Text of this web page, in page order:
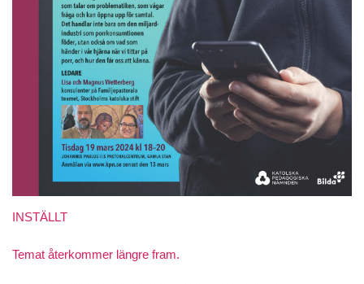
INSTÄLLT
Temat återkommer längre fram.